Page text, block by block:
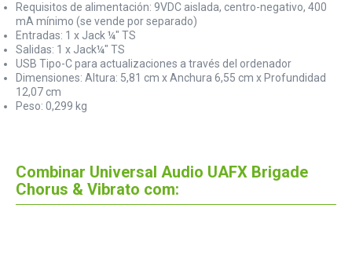
Requisitos de alimentación: 9VDC aislada, centro-negativo, 400
mA mínimo (se vende por separado)
Entradas: 1 x Jack ¼" TS
Salidas: 1 x Jack¼" TS
USB Tipo-C para actualizaciones a través del ordenador
Dimensiones: Altura: 5,81 cm x Anchura 6,55 cm x Profundidad
12,07 cm
Peso: 0,299 kg
Combinar Universal Audio UAFX Brigade
Chorus & Vibrato com: